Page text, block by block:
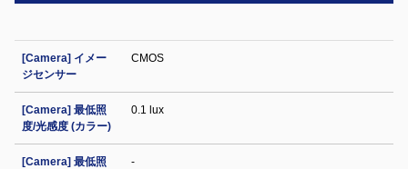
[Camera] イメー
ジセンサー
CMOS
[Camera] 最低照
度/光感度 (カラー)
0.1 lux
[Camera] 最低照
-